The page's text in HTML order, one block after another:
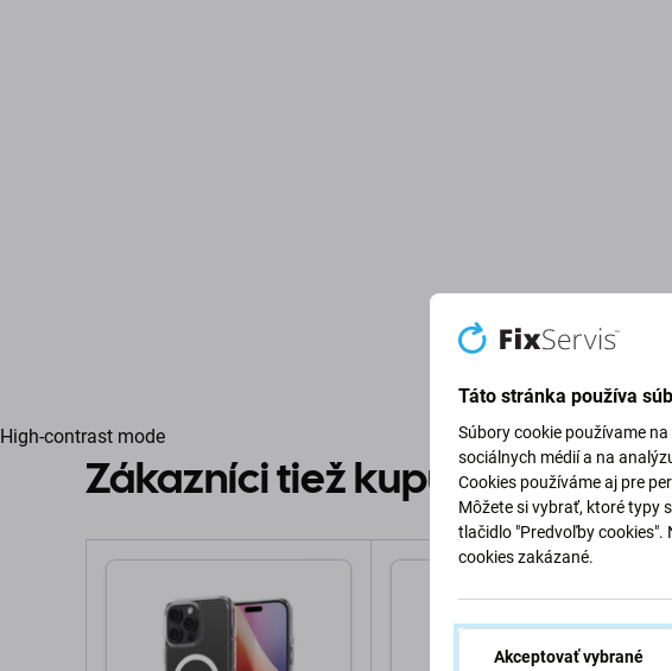
High-contrast mode
Zákazníci tiež kupujú
Táto stránka používa
Súbory cookie používame
sociálnych médií a na
Cookies používáme aj pre
Môžete si vybrať, ktoré typy
tlačidlo "Predvoľby cookies".
cookies zakázané.
Akceptovať vybrané